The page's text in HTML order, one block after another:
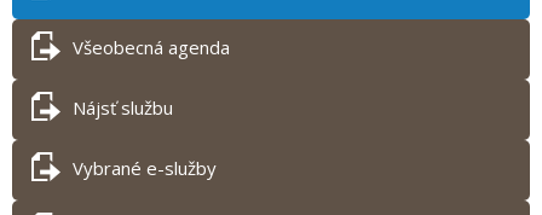
Všeobecná agenda
Nájsť službu
Vybrané e-služby